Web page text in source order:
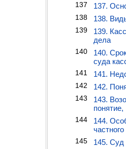
137 137.
138 138.
139
139.
дела
140
140.
суда
141 141.
142 142.
143
143.
144
144.
145 145. Суд